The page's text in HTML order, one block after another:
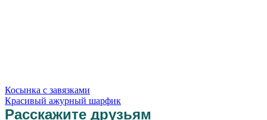
Косынка с завязками
Красивый ажурный шарфик
Расскажите друзьям